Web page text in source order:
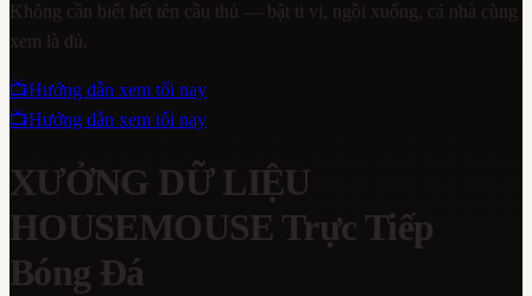
Không cần biết hết tên cầu thủ — bật ti vi, ngồi xuống, cả nhà cùng
xem là đủ.
📺Hướng dẫn xem tối nay
📺Hướng dẫn xem tối nay
XƯỞNG DỮ LIỆU
HOUSEMOUSE Trực Tiếp
Bóng Đá